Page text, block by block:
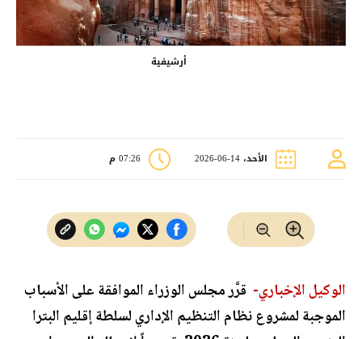
أرشيفية
الأحد، 14-06-2026 07:26 م
الوكيل الإخباري- قرَّر مجلس الوزراء الموافقة على الأسباب
الموجبة لمشروع نظام التنظيم الإداري لسلطة إقليم البترا